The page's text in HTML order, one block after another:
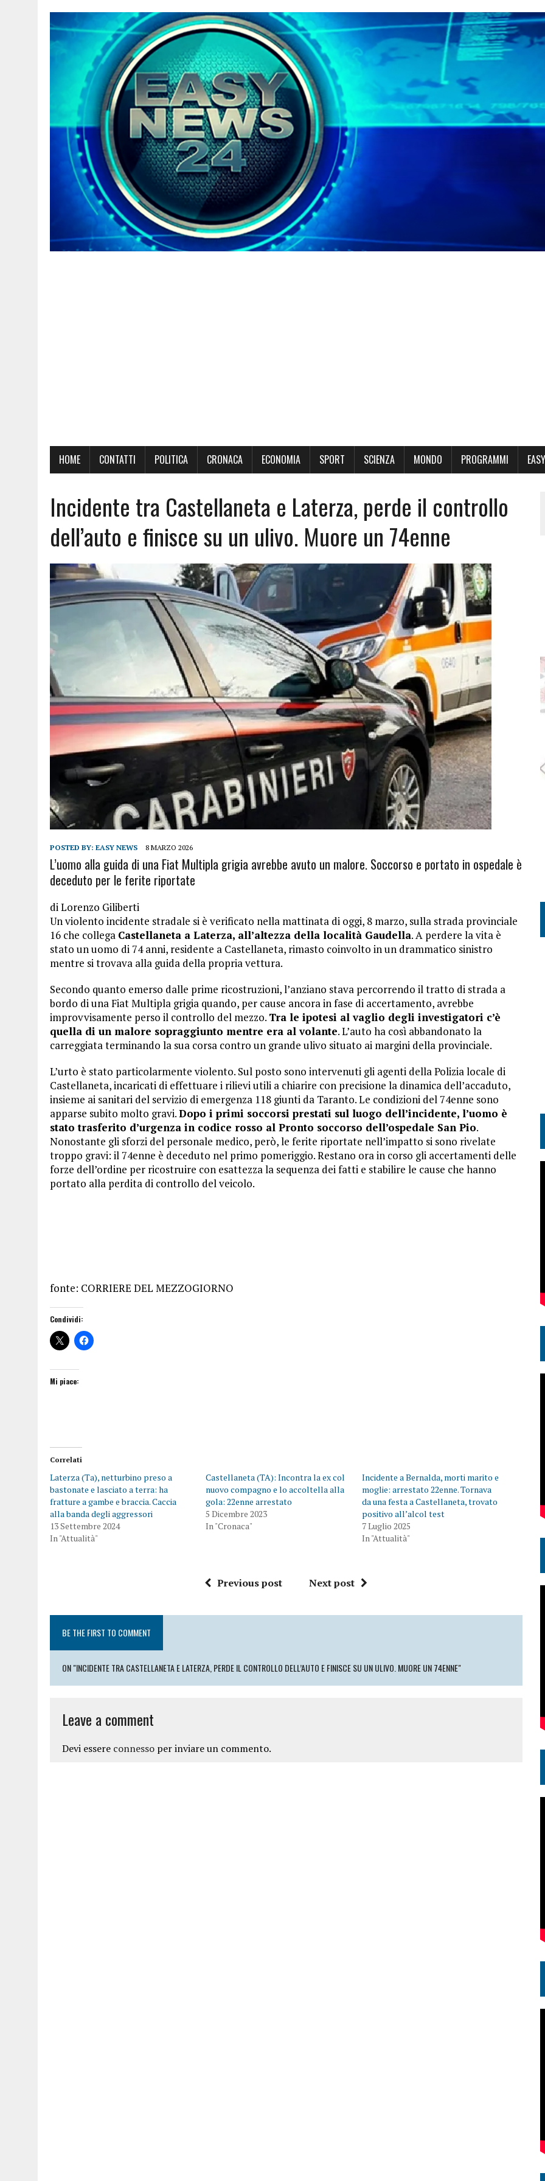
HOME CONTATTI POLITICA CRONACA ECONOMIA SPORT SCIENZA MONDO PROGRAMMI
Incidente tra Castellaneta e Laterza, perde il controllo
dell’auto e finisce su un ulivo. Muore un 74enne
POSTED BY: EASY NEWS 8 MARZO 2026
L’uomo alla guida di una Fiat Multipla grigia avrebbe avuto un malore. Soccorso e portato in ospedale è
deceduto per le ferite riportate
diLorenzo Giliberti
Un violento incidente stradale si è verificato nella mattinata di oggi, 8 marzo, sulla strada provinciale
16 che collega Castellaneta a Laterza, all’altezza della località Gaudella. A perdere la vita è
stato un uomo di 74 anni, residente a Castellaneta, rimasto coinvolto in un drammatico sinistro
mentre si trovava alla guida della propria vettura.
Secondo quanto emerso dalle prime ricostruzioni, l’anziano stava percorrendo il tratto di strada a
bordo di una Fiat Multipla grigia quando, per cause ancora in fase di accertamento, avrebbe
improvvisamente perso il controllo del mezzo. Tra le ipotesi al vaglio degli investigatori c’è
quella di un malore sopraggiunto mentre era al volante. L’auto ha così abbandonato la
carreggiata terminando la sua corsa contro un grande ulivo situato ai margini della provinciale.
L’urto è stato particolarmente violento. Sul posto sono intervenuti gli agenti della Polizia locale di
Castellaneta, incaricati di effettuare i rilievi utili a chiarire con precisione la dinamica dell’accaduto,
insieme ai sanitari del servizio di emergenza 118 giunti da Taranto. Le condizioni del 74enne sono
apparse subito molto gravi.Dopo i primi soccorsi prestati sul luogo dell’incidente, l’uomo è
stato trasferito d’urgenza in codice rosso al Pronto soccorso dell’ospedale San Pio.
Nonostante gli sforzi del personale medico, però, le ferite riportate nell’impatto si sono rivelate
troppo gravi: il 74enne è deceduto nel primo pomeriggio. Restano ora in corso gli accertamenti delle
forze dell’ordine per ricostruire con esattezza la sequenza dei fatti e stabilire le cause che hanno
portato alla perdita di controllo del veicolo.
fonte: CORRIERE DEL MEZZOGIORNO
Condividi:
Mi piace:
Correlati
Laterza (Ta), netturbino preso a
bastonate e lasciato a terra: ha
fratture a gambe e braccia. Caccia
alla banda degli aggressori
13 Settembre 2024
In "Attualità"
Castellaneta (TA): Incontra la ex col
nuovo compagno e lo accoltella alla
gola: 22enne arrestato
5 Dicembre 2023
In "Cronaca"
Incidente a Bernalda, morti marito e
moglie: arrestato 22enne. Tornava
da una festa a Castellaneta, trovato
positivo all’alcol test
7 Luglio 2025
In "Attualità"
Previous post Next post
BE THE FIRST TO COMMENT
ON "INCIDENTE TRA CASTELLANETA E LATERZA, PERDE IL CONTROLLO DELL’AUTO E FINISCE SU UN ULIVO. MUORE UN 74ENNE"
Leave a comment
Devi essere connesso per inviare un commento.